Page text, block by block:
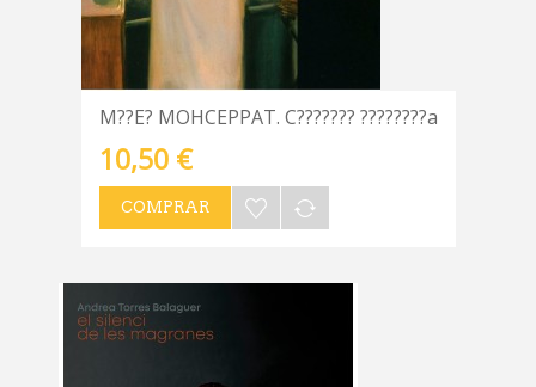
M??E? MOHCEPPAT. C??????? ????????a
10,50 €
COMPRAR